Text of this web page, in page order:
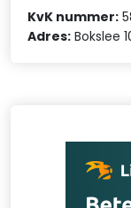
KvK nummer:
Adres: Bokslee